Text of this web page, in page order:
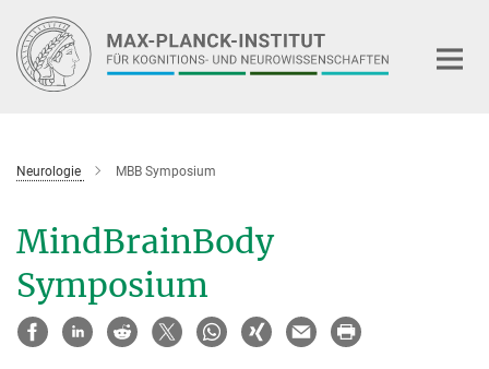
Hauptinhalt
Neurologie MBB Symposium
MindBrainBody
Symposium